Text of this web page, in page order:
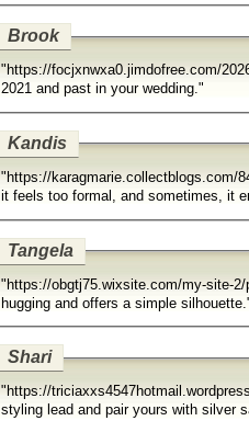
Brook
"https://focjxnwxa0.jimdofree.com/
2021 and past in your wedding."
Kandis
"https://karagmarie.collectblogs.com/
it
Tangela
"https://obgtj75.wixsite.com/my-
hugging and offers a simple
Shari
"https://